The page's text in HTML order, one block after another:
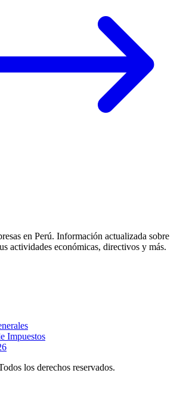
en Perú. Información actualizada sobre
actividades económicas, directivos y más.
Impuestos
los derechos reservados.